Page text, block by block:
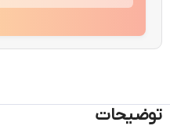
توضیحات